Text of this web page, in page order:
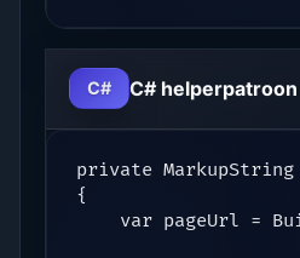
C# C# helperpatroon
private MarkupString
{
var pageUrl =